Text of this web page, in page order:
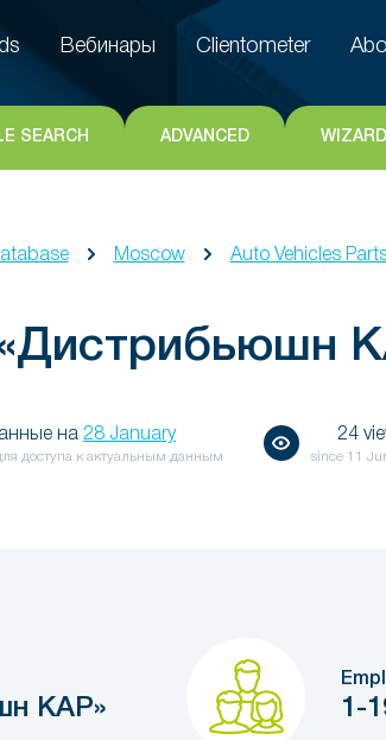
Clientometer
Вебинары Clientometer
SEARCH ADVANCED WIZARD
Moscow Auto Vehicles
на 28 January
доступа к актуальным данным
24
since 11
КАР» 1-